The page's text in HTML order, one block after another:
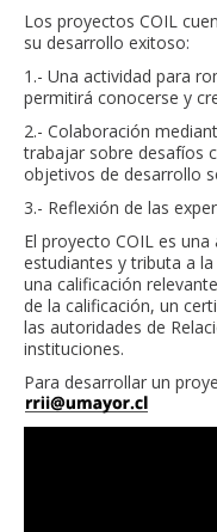
Los proyectos COIL
su desarrollo exitoso:
1.- Una actividad para
permitirá conocerse y
2.- Colaboración
trabajar sobre desafíos
objetivos de desarrollo
3.- Reflexión de las
El proyecto COIL es
estudiantes y tributa a
una calificación
de la calificación, un
las autoridades de
instituciones.
Para desarrollar un